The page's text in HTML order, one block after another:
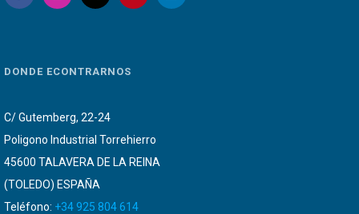
DONDE ECONTRARNOS
C/ Gutemberg, 22-24
Poligono Industrial Torrehierro
45600 TALAVERA DE LA REINA
(TOLEDO) ESPAÑA
Teléfono: +34 925 804 614